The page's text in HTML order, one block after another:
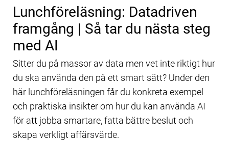
Lunchföreläsning: Datadriven
framgång | Så tar du nästa steg
med AI
Sitter du på massor av data men vet inte riktigt hur
du ska använda den på ett smart sätt? Under den
här lunchföreläsningen får du konkreta exempel
och praktiska insikter om hur du kan använda AI
för att jobba smartare, fatta bättre beslut och
skapa verkligt affärsvärde.